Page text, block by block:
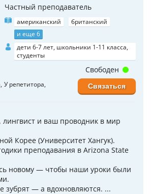
Частный преподаватель
американский
британский
и еще 6
дети 6-7 лет, школьники 1-11 класса,
студенты
У репетитора
лингвист и ваш проводник в мир
Корее (Университет Хангук).
преподавания в Arizona State
новому — чтобы наши уроки были
зубрят — а вдохновляются. ...
Свободен
Связаться